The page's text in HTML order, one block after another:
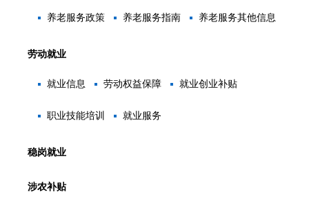
养老服务政策 养老服务指南 养老服务其他信息
劳动就业
就业信息 劳动权益保障 就业创业补贴
职业技能培训 就业服务
稳岗就业
涉农补贴